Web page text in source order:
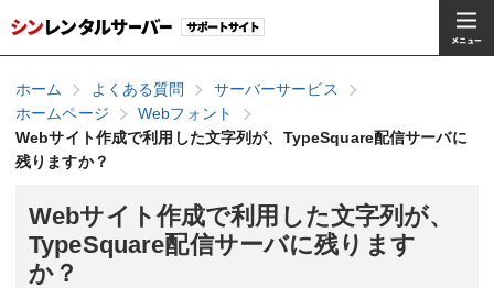
ホーム よくある質問
サーバーサービス
ホームページ
Webフォント
Webサイト作成で利用した文字列が、TypeSquare配信サーバに
残りますか？
Webサイト作成で利用した文字列が、
TypeSquare配信サーバに残ります
か？